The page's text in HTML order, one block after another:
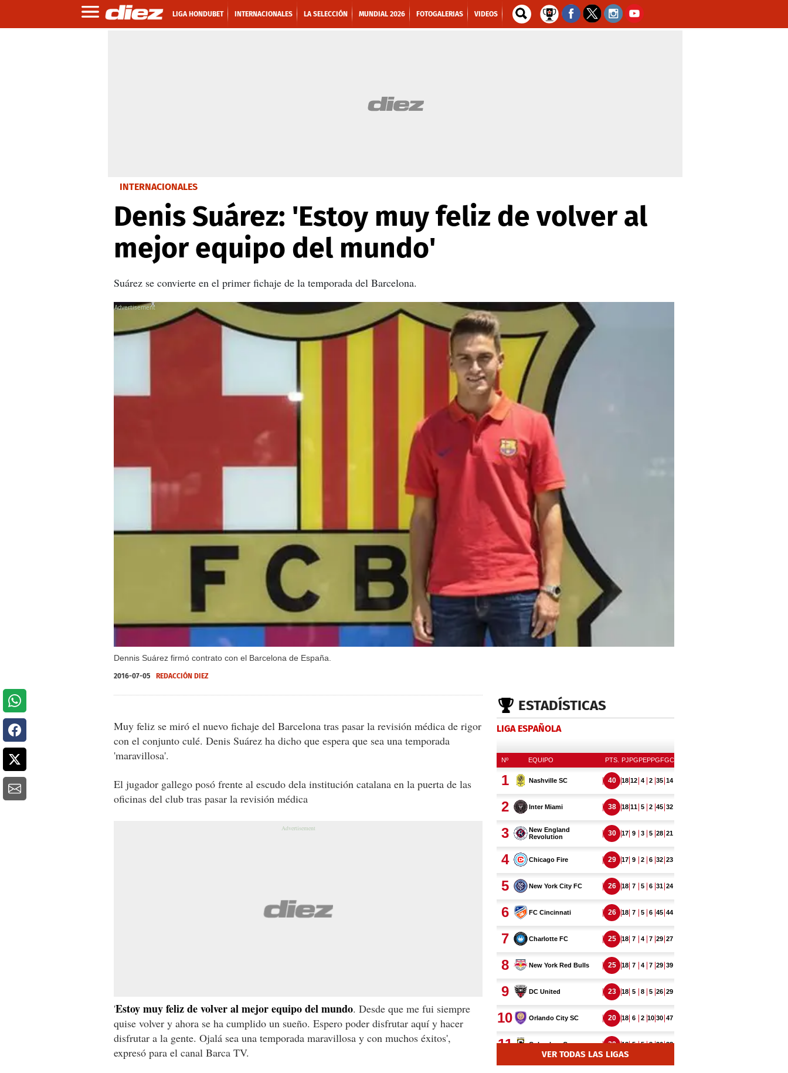
LIGA HONDUBET INTERNACIONALES LA SELECCIÓN MUNDIAL 2026 FOTOGALERIAS VIDEOS
INTERNACIONALES
Denis Suárez: 'Estoy muy feliz de volver al
mejor equipo del mundo'
Suárez se convierte en el primer fichaje de la temporada del Barcelona.
Dennis Suárez firmó contrato con el Barcelona de España.
X
2016-07-05 REDACCIÓN DIEZ
Muy feliz se miró el nuevo fichaje del Barcelona tras pasar la revisión médica de rigor
con el conjunto culé. Denis Suárez ha dicho que espera que sea una temporada
'maravillosa'.
El jugador gallego posó frente al escudo dela institución catalana en la puerta de las
oficinas del club tras pasar la revisión médica
'Estoy muy feliz de volver al mejor equipo del mundo. Desde que me fui siempre
quise volver y ahora se ha cumplido un sueño. Espero poder disfrutar aquí y hacer
disfrutar a la gente. Ojalá sea una temporada maravillosa y con muchos éxitos',
expresó para el canal Barca TV.
ESTADÍSTICAS
LIGA ESPAÑOLA
VER TODAS LAS LIGAS